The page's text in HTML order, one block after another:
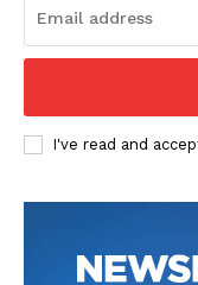
I've read and